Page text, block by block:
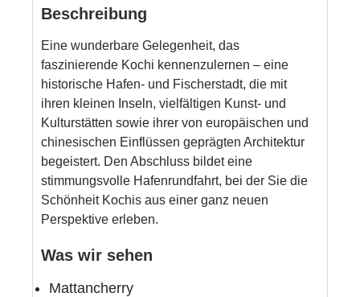
Beschreibung
Eine wunderbare Gelegenheit, das
faszinierende Kochi kennenzulernen – eine
historische Hafen- und Fischerstadt, die mit
ihren kleinen Inseln, vielfältigen Kunst- und
Kulturstätten sowie ihrer von europäischen und
chinesischen Einflüssen geprägten Architektur
begeistert. Den Abschluss bildet eine
stimmungsvolle Hafenrundfahrt, bei der Sie die
Schönheit Kochis aus einer ganz neuen
Perspektive erleben.
Was wir sehen
Mattancherry